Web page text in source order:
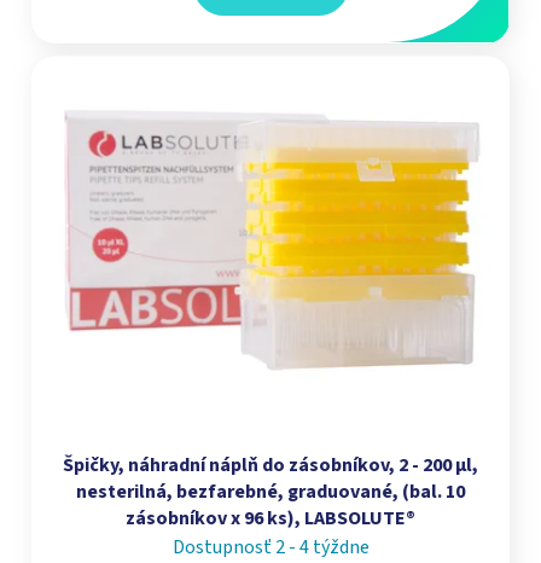
Špičky, náhradní náplň do zásobníkov, 2 - 200 µl,
nesterilná, bezfarebné, graduované, (bal. 10
zásobníkov x 96 ks), LABSOLUTE®
Dostupnosť 2 - 4 týždne